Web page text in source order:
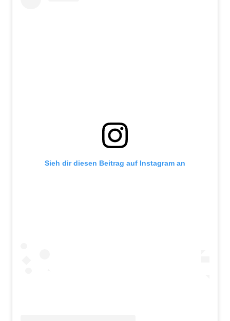
Sieh dir diesen Beitrag auf Instagram an